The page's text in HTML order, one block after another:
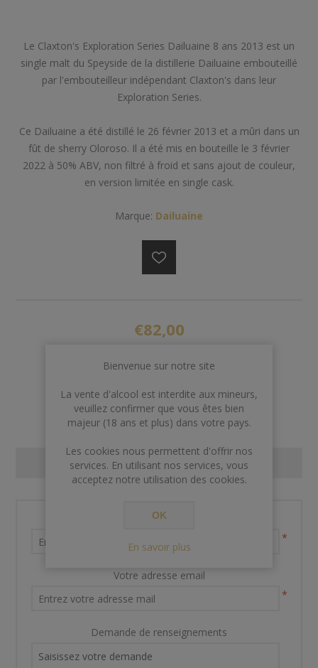
Le Claxton's Exploration Series Dailuaine 8 ans 2013 est un
single malt du Speyside de la distillerie Dailuaine embouteillé
par l'embouteilleur indépendant Claxton's dans leur
Exploration Series.
Ce Dailuaine a été distillé le 26 février 2013 et a mûri dans un
fût de sherry Oloroso. Il a été mis en bouteille le 3 février
2022 à 50% ABV, non filtré à froid et sans ajout de couleur,
en version limitée en single cask.
Marque: Dailuaine
€82,00
AJOUTER AU PANIER
CONTACT US
Nom et prénom
*
Votre adresse email
*
Demande de renseignements
Bienvenue sur notre site
La vente d'alcool est interdite aux mineurs,
veuillez confirmer que vous êtes bien
majeur (18 ans et plus) dans votre pays.
Les cookies nous permettent d'offrir nos
services. En utilisant nos services, vous
acceptez notre utilisation des cookies.
OK
En savoir plus